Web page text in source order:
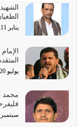
أمة عاجزة عن
يوليو 23, 2026
بحبل الله جميعاً
يوليو 22, 2026
يشاء ويذل من يشاء
يوليو 21, 2026
يناير 11, 2026
يوليو 20, 2025
محمد
سبتمبر 27, 2023